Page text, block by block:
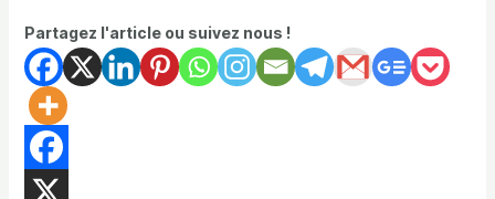
Partagez l'article ou suivez nous !